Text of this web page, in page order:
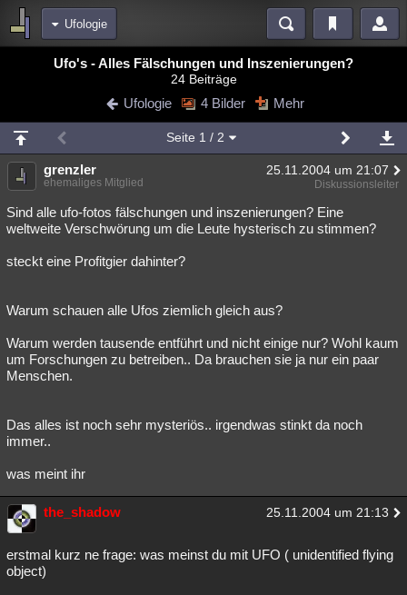
Ufologie
Bereiche
Blogs
Chat Wiki Neuigkeiten
meine Rubriken
Menschen Mystery Kriminalfälle
Spiritualität Verschwörungen Technologie Ufologie
Helpdesk Gruppen Gaming Filme
Musik Clash Allmystery English
Besucht Teilgenommen Alle Neue Geschlossen
Ufo's - Alles Fälschungen und Inszenierungen?
24 Beiträge
Ufologie 4 Bilder Mehr
Seite 1 / 2
grenzler 25.11.2004 um 21:07
ehemaliges Mitglied Diskussionsleiter
Sind alle ufo-fotos fälschungen und inszenierungen? Eine
weltweite Verschwörung um die Leute hysterisch zu stimmen?
steckt eine Profitgier dahinter?
Warum schauen alle Ufos ziemlich gleich aus?
Warum werden tausende entführt und nicht einige nur? Wohl kaum
um Forschungen zu betreiben.. Da brauchen sie ja nur ein paar
Menschen.
Das alles ist noch sehr mysteriös.. irgendwas stinkt da noch
immer..
was meint ihr
the_shadow 25.11.2004 um 21:13
erstmal kurz ne frage: was meinst du mit UFO ( unidentified flying
object)